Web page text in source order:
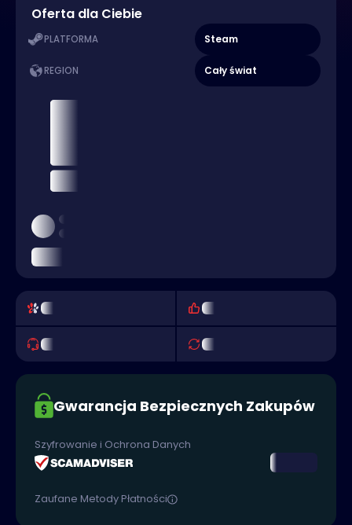
Oferta dla Ciebie
PLATFORMA Steam
REGION Cały świat
Gwarancja Bezpiecznych Zakupów
Szyfrowanie i Ochrona Danych
Zaufane Metody Płatności